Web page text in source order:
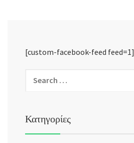
[custom-facebook-feed feed=1]
Κατηγορίες